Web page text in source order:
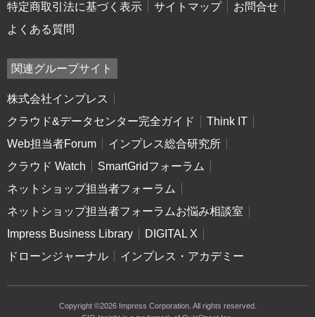
特定商取引法に基づく表示
サイトマップ
お問合せ
よくある質問
関連グループサイト
株式会社インプレス
クラウド&データセンター完全ガイド
Think IT
Web担当者Forum
インプレス総合研究所
クラウド Watch
SmartGridフォーラム
ネットショップ担当者フォーラム
ネットショップ担当者フォーラムお悩み相談室
Impress Business Library
DIGITAL X
ドローンジャーナル
インプレス・アカデミー
Copyright ©2026 Impress Corporation. All rights reserved.